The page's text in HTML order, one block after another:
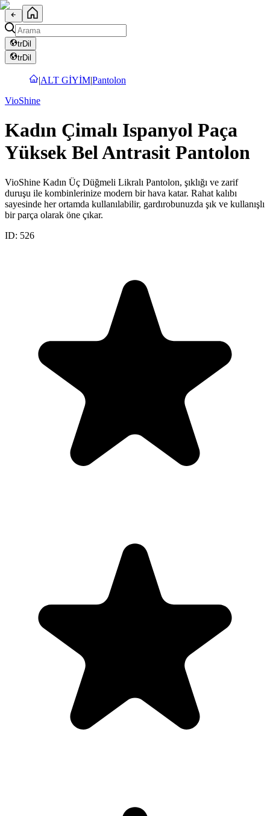
trDil
trDil
|ALT GİYİM|Pantolon
VioShine
Kadın Çimalı Ispanyol Paça
Yüksek Bel Antrasit Pantolon
VioShine Kadın Üç Düğmeli Likralı Pantolon, şıklığı ve zarif
duruşu ile kombinlerinize modern bir hava katar. Rahat kalıbı
sayesinde her ortamda kullanılabilir, gardırobunuzda şık ve kullanışlı
bir parça olarak öne çıkar.
ID: 526